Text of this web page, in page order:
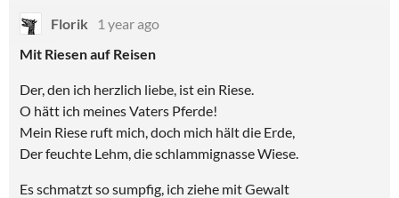
Florik
1 year ago
Mit Riesen auf Reisen
Der, den ich herzlich liebe, ist ein Riese.
O hätt ich meines Vaters Pferde!
Mein Riese ruft mich, doch mich hält die Erde,
Der feuchte Lehm, die schlammignasse Wiese.
Es schmatzt so sumpfig, ich ziehe mit Gewalt